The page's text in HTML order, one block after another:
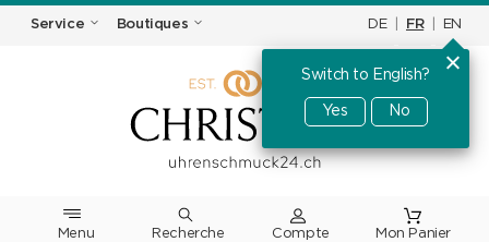
Service Boutiques DE FR EN
Switch to English?
Yes No
Menu Recherche